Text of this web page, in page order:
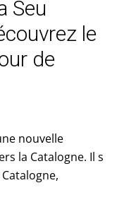
Seu
le
de
nouvelle
la Catalogne. Il s